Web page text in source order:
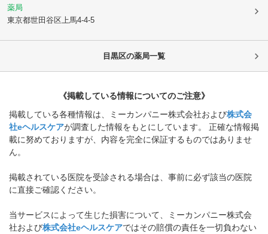
薬局
東京都世田谷区 上馬4-4-5
目黒区の薬局一覧
《掲載している情報についてのご注意》
掲載している各種情報は、ミーカンパニー株式会社および株式会
社eヘルスケアが調査した情報をもとにしています。 正確な情報掲
載に努めておりますが、内容を完全に保証するものではありませ
ん。
掲載されている医院を受診される場合は、事前に必ず該当の医院
に直接ご確認ください。
当サービスによって生じた損害について、ミーカンパニー株式会
社および株式会社eヘルスケアではその賠償の責任を一切負わない